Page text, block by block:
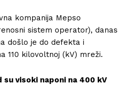
kompanija Mepso
sistem operator), danas
došlo je do defekta i
110 kilovoltnoj (kV) mreži.
su visoki naponi na 400 kV